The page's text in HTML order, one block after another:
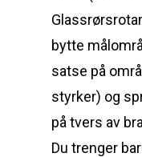
bytte
satse på
styrker) og
på tvers av
Du trenger